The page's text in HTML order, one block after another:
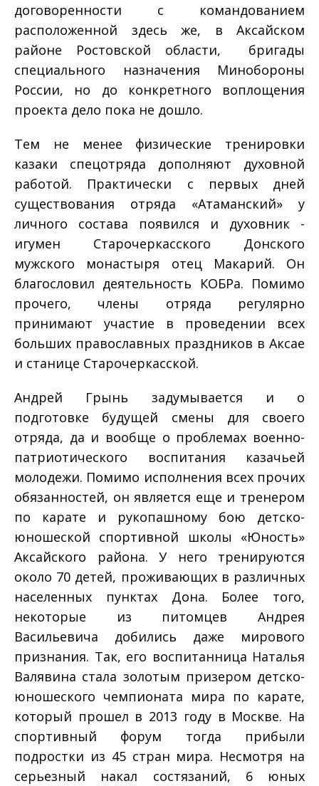
договоренности с командованием
расположенной здесь же, в Аксайском
районе Ростовской области, бригады
специального назначения Минобороны
России, но до конкретного воплощения
проекта дело пока не дошло.
Тем не менее физические тренировки
казаки спецотряда дополняют духовной
работой. Практически с первых дней
существования отряда «Атаманский» у
личного состава появился и духовник ­
игумен Старочеркасского Донского
мужского монастыря отец Макарий. Он
благословил деятельность КОБРа. Помимо
прочего, члены отряда регулярно
принимают участие в проведении всех
больших православных праздников в Аксае
и станице Старочеркасской.
Андрей Грынь задумывается и о
подготовке будущей смены для своего
отряда, да и вообще о проблемах военно­
патриотического воспитания казачьей
молодежи. Помимо исполнения всех прочих
обязанностей, он является еще и тренером
по карате и рукопашному бою детско­
юношеской спортивной школы «Юность»
Аксайского района. У него тренируются
около 70 детей, проживающих в различных
населенных пунктах Дона. Более того,
некоторые из питомцев Андрея
Васильевича добились даже мирового
признания. Так, его воспитанница Наталья
Валявина стала золотым призером детско­
юношеского чемпионата мира по карате,
который прошел в 2013 году в Москве. На
спортивный форум тогда прибыли
подростки из 45 стран мира. Несмотря на
серьезный накал состязаний, 6 юных